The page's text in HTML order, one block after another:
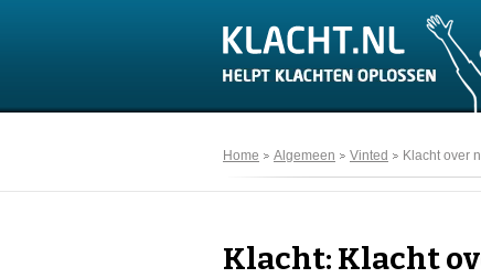
Home Algemeen Vinted Klacht over
Klacht: Klacht